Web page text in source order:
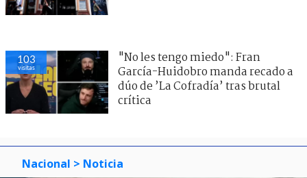
103
visitas
"No les tengo miedo": Fran
García-Huidobro manda recado a
dúo de ’La Cofradía’ tras brutal
crítica
Nacional > Noticia